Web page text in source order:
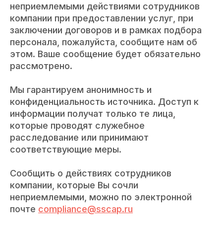
неприемлемыми действиями сотрудников
компании при предоставлении услуг, при
заключении договоров и в рамках подбора
персонала, пожалуйста, сообщите нам об
этом. Ваше сообщение будет обязательно
рассмотрено.
Мы гарантируем анонимность и
конфиденциальность источника. Доступ к
информации получат только те лица,
которые проводят служебное
расследование или принимают
соответствующие меры.
Cообщить о действиях сотрудников
компании, которые Вы сочли
неприемлемыми, можно по электронной
почте compliance@sscap.ru